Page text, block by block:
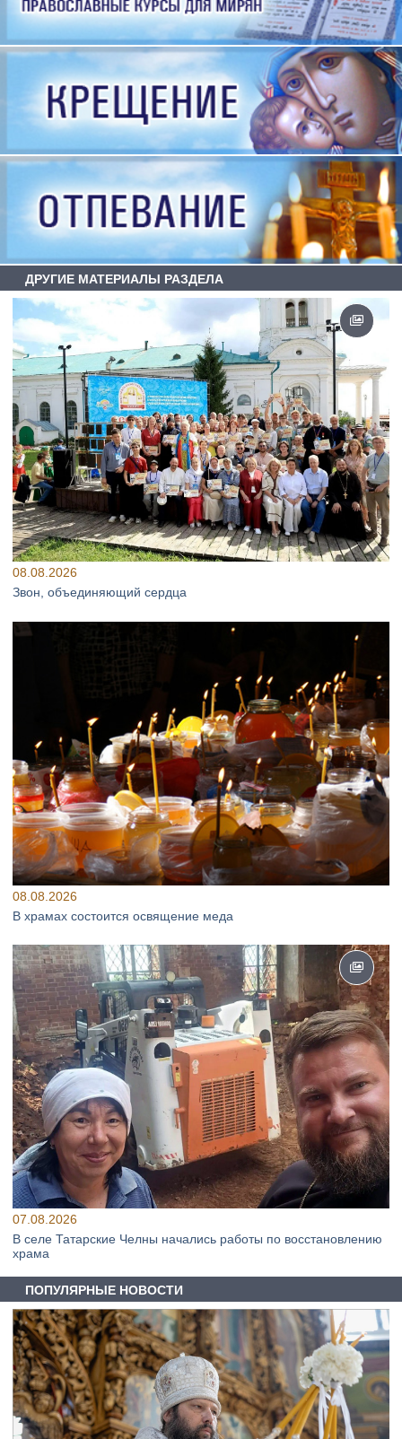
ДРУГИЕ МАТЕРИАЛЫ РАЗДЕЛА
08.08.2026
Звон, объединяющий сердца
08.08.2026
В храмах состоится освящение меда
07.08.2026
В селе Татарские Челны начались работы по восстановлению
храма
ПОПУЛЯРНЫЕ НОВОСТИ